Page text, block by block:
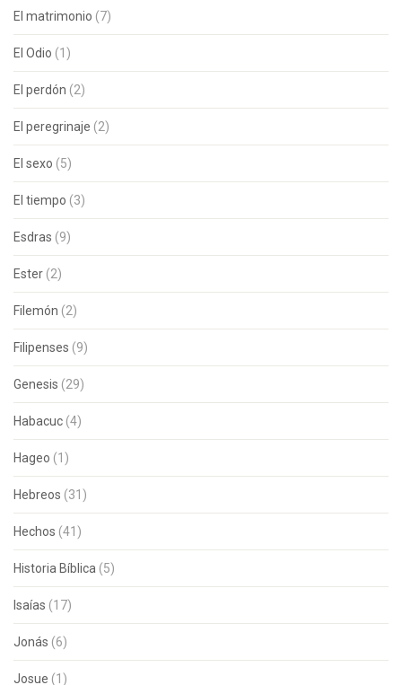
El matrimonio (7)
El Odio (1)
El perdón (2)
El peregrinaje (2)
El sexo (5)
El tiempo (3)
Esdras (9)
Ester (2)
Filemón (2)
Filipenses (9)
Genesis (29)
Habacuc (4)
Hageo (1)
Hebreos (31)
Hechos (41)
Historia Bíblica (5)
Isaías (17)
Jonás (6)
Josue (1)